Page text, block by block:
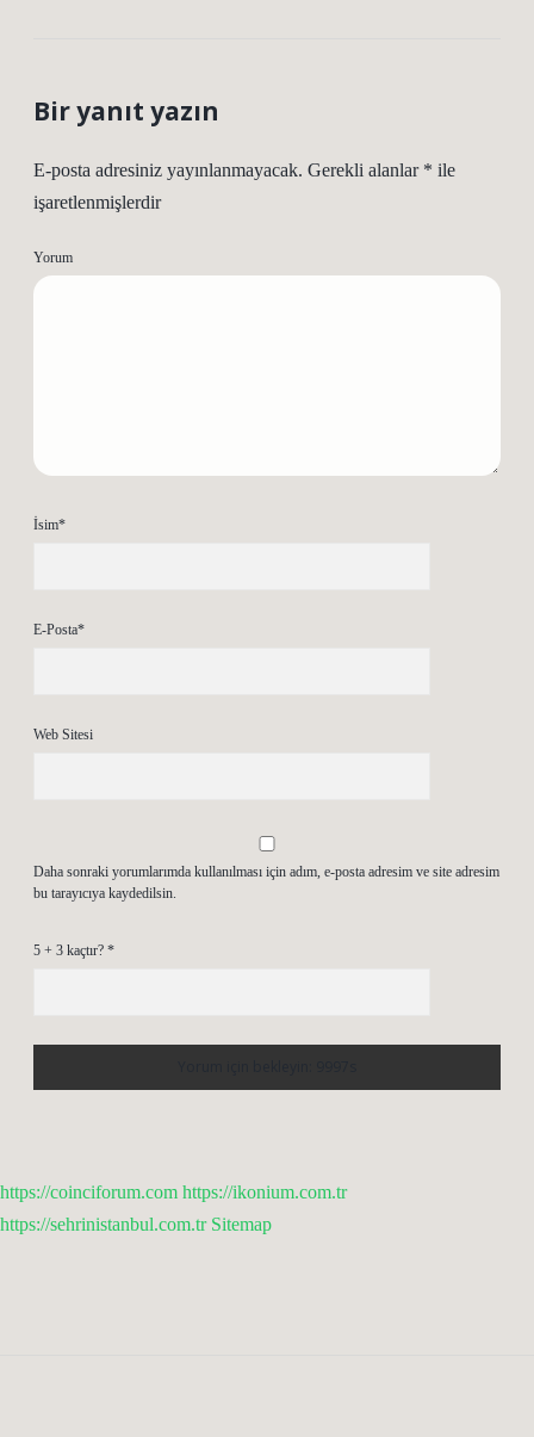
Bir yanıt yazın
E-posta adresiniz yayınlanmayacak. Gerekli alanlar * ile
işaretlenmişlerdir
Yorum
İsim*
E-Posta*
Web Sitesi
Daha sonraki yorumlarımda kullanılması için adım, e-posta adresim ve site adresim
bu tarayıcıya kaydedilsin.
5 + 3 kaçtır? *
https://coinciforum.com https://ikonium.com.tr
https://sehrinistanbul.com.tr Sitemap